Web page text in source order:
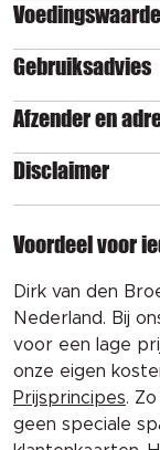
Gebruiksadvies
Afzender en
Disclaimer
Voordeel voor
Dirk van den
Nederland. Bij
voor een lage
onze eigen
Prijsprincipes.
geen speciale